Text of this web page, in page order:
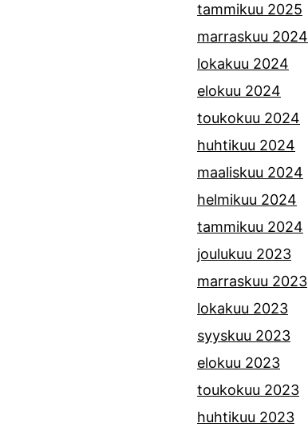
tammikuu 2025
marraskuu 2024
lokakuu 2024
elokuu 2024
toukokuu 2024
huhtikuu 2024
maaliskuu 2024
helmikuu 2024
tammikuu 2024
joulukuu 2023
marraskuu 2023
lokakuu 2023
syyskuu 2023
elokuu 2023
toukokuu 2023
huhtikuu 2023